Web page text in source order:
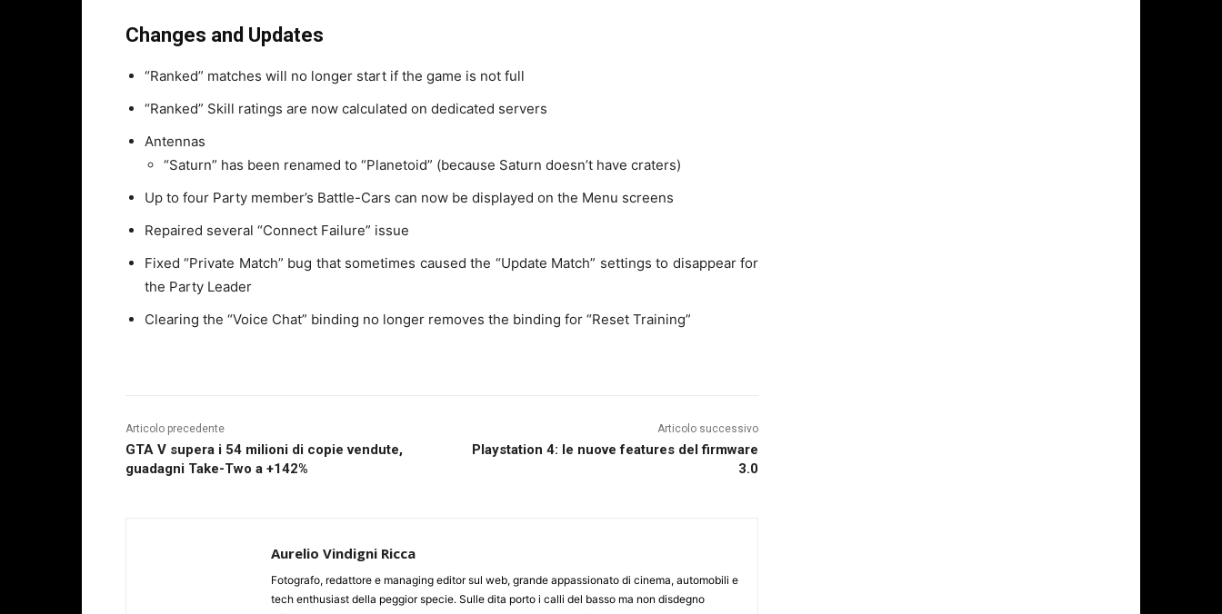
Changes and Updates
“Ranked” matches will no longer start if the game is not full
“Ranked” Skill ratings are now calculated on dedicated servers
Antennas
“Saturn” has been renamed to “Planetoid” (because Saturn doesn’t have craters)
Up to four Party member’s Battle-Cars can now be displayed on the Menu screens
Repaired several “Connect Failure” issue
Fixed “Private Match” bug that sometimes caused the “Update Match” settings to disappear for
the Party Leader
Clearing the “Voice Chat” binding no longer removes the binding for “Reset Training”
Articolo precedente
GTA V supera i 54 milioni di copie vendute,
guadagni Take-Two a +142%
Articolo successivo
Playstation 4: le nuove features del firmware
3.0
Aurelio Vindigni Ricca
Fotografo, redattore e managing editor sul web, grande appassionato di cinema, automobili e
tech enthusiast della peggior specie. Sulle dita porto i calli del basso ma non disdegno